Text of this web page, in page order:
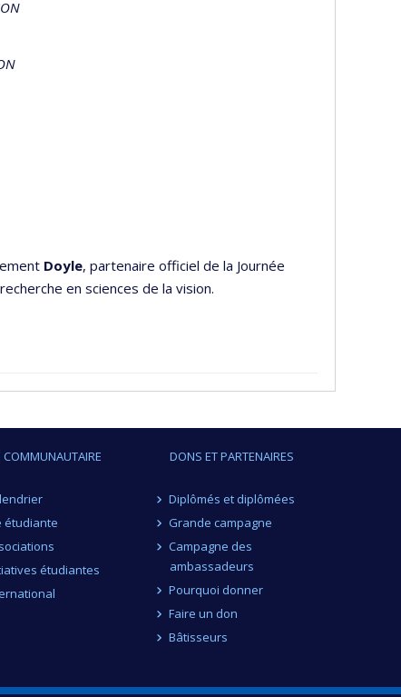
Doyle, partenaire officiel de la Journée
en sciences de la vision.
COMMUNAUTAIRE
étudiante
étudiantes
DONS ET PARTENAIRES
Diplômés et diplômées
Grande campagne
Campagne des
ambassadeurs
Pourquoi donner
Faire un don
Bâtisseurs